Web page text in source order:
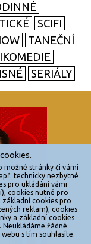
SCIFI
TANEČNÍ
SERIÁLY
možné stránky či vámi
technicky nezbytné
pro ukládání vámi
cookies nutné pro
základní cookies pro
reklam), cookies
a základní cookies
žádné
s tím souhlasíte.